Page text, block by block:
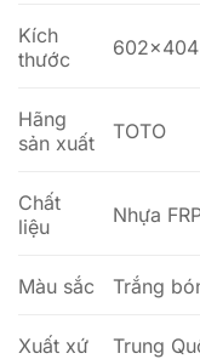
Kích
thước
Hãng
sản xuất
TOTO
Chất
liệu
Nhựa
Màu sắc Trắng
Xuất xứ Trung